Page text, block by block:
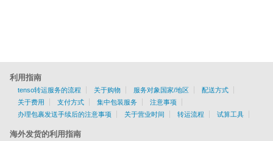
利用指南
tenso转运服务的流程 关于购物 服务对象国家/地区
配送方式
关于费用
支付方式 集中包装服务
注意事项
办理包裹发送手续后的注意事项
关于营业时间 转运流程 试算工具
海外发货的利用指南